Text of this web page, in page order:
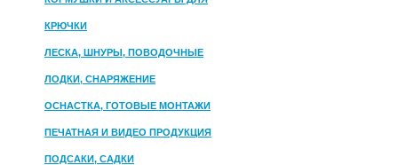
ПРИКОРМКИ
КРЮЧКИ
ЛЕСКА, ШНУРЫ, ПОВОДОЧНЫЕ
МАТЕРИАЛЫ
ЛОДКИ, СНАРЯЖЕНИЕ
ОСНАСТКА, ГОТОВЫЕ МОНТАЖИ
ПЕЧАТНАЯ И ВИДЕО ПРОДУКЦИЯ
ПОДСАКИ, САДКИ